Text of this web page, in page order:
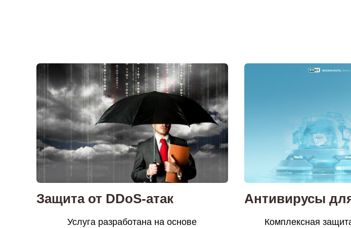
Защита от DDoS-атак
Услуга разработана на основе
Антивирусы
Комплексная